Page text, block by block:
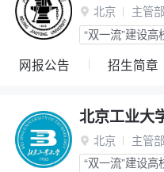
 北京 主管部
“双一流”建设高
网报公告 招生简章
北京工业大
 北京 主管部
“双一流”建设高